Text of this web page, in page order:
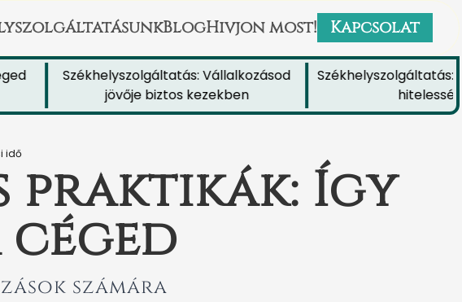
BlogHivjon most! Kapcsolat
Székhelyszolgáltatás: Vállalkozásod
jövője biztos kezekben
Székhelyszolgáltatás:
hitelességét
idő
praktikák: Így
céged
számára